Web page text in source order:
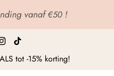
vanaf €50 !
tot -15% korting!